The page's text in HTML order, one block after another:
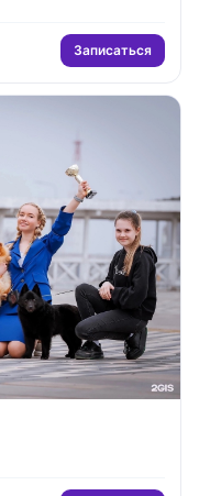
Записаться